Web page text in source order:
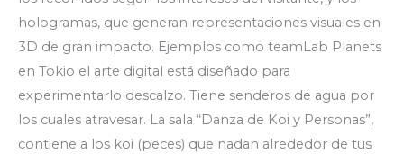
hologramas, que generan representaciones visuales en
3D de gran impacto. Ejemplos como teamLab Planets
en Tokio el arte digital está diseñado para
experimentarlo descalzo. Tiene senderos de agua por
los cuales atravesar. La sala “Danza de Koi y Personas”,
contiene a los koi (peces) que nadan alrededor de tus